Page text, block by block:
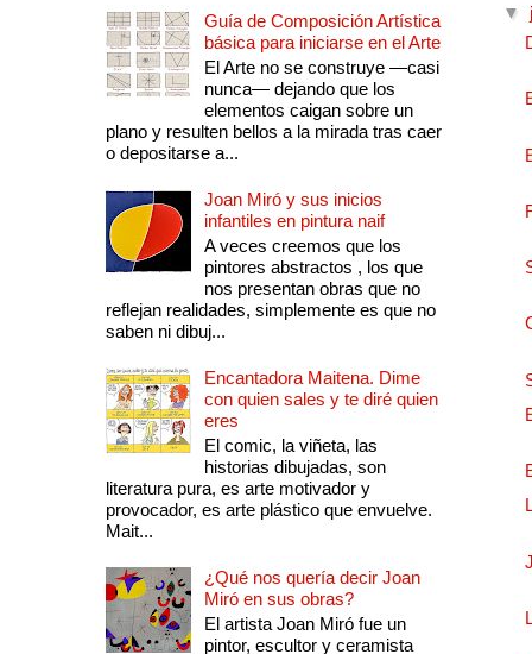
Guía de Composición Artística
básica para iniciarse en el Arte
El Arte no se construye —casi
nunca— dejando que los
elementos caigan sobre un
plano y resulten bellos a la mirada tras caer
o depositarse a...
Joan Miró y sus inicios
infantiles en pintura naif
A veces creemos que los
pintores abstractos , los que
nos presentan obras que no
reflejan realidades, simplemente es que no
saben ni dibuj...
Encantadora Maitena. Dime
con quien sales y te diré quien
eres
El comic, la viñeta, las
historias dibujadas, son
literatura pura, es arte motivador y
provocador, es arte plástico que envuelve.
Mait...
¿Qué nos quería decir Joan
Miró en sus obras?
El artista Joan Miró fue un
pintor, escultor y ceramista
▼